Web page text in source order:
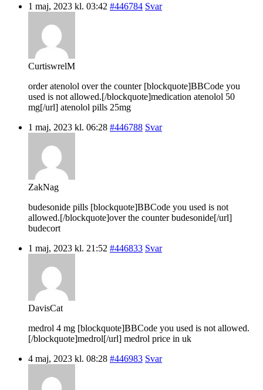
1 maj, 2023 kl. 03:42 #446784 Svar
CurtiswrelM
order atenolol over the counter [blockquote]BBCode you
used is not allowed.[/blockquote]medication atenolol 50
mg[/url] atenolol pills 25mg
1 maj, 2023 kl. 06:28 #446788 Svar
ZakNag
budesonide pills [blockquote]BBCode you used is not
allowed.[/blockquote]over the counter budesonide[/url]
budecort
1 maj, 2023 kl. 21:52 #446833 Svar
DavisCat
medrol 4 mg [blockquote]BBCode you used is not allowed.
[/blockquote]medrol[/url] medrol price in uk
4 maj, 2023 kl. 08:28 #446983 Svar